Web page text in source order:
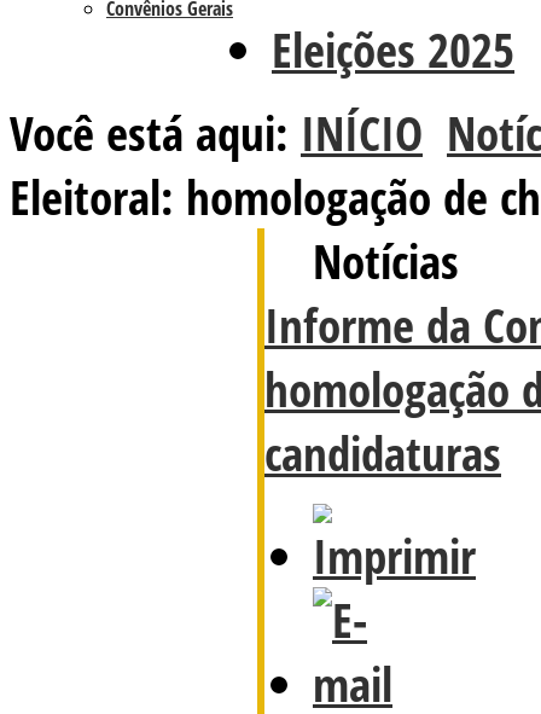
Convênios Gerais
Eleições 2025
Você está aqui: INÍCIO
Eleitoral: homologação de
Notícias
Informe da
homologação
candidaturas